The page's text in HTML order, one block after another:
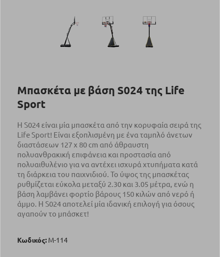
Μπασκέτα με βάση S024 της Life
Sport
Η S024 είναι μία μπασκέτα από την κορυφαία σειρά της
Life Sport! Είναι εξοπλισμένη με ένα ταμπλό άνετων
διαστάσεων 127 x 80 cm από άθραυστη
πολυανθρακική επιφάνεια και προστασία από
πολυαιθυλένιο για να αντέχει ισχυρά χτυπήματα κατά
τη διάρκεια του παιχνιδιού. Το ύψος της μπασκέτας
ρυθμίζεται εύκολα μεταξύ 2.30 και 3.05 μέτρα, ενώ η
βάση λαμβάνει φορτίο βάρους 150 κιλών από νερό ή
άμμο. Η S024 αποτελεί μία ιδανική επιλογή για όσους
αγαπούν το μπάσκετ!
Κωδικός: Μ-114